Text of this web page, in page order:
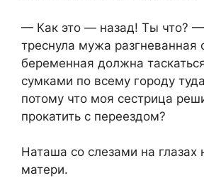
— Как это — назад! Ты что? —
треснула мужа разгневанная
беременная должна
сумками по всему городу
потому что моя сестрица
прокатить с переездом?
Наташа со слезами на глазах
матери.